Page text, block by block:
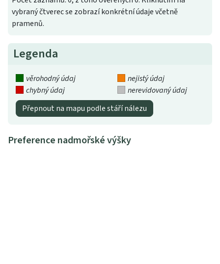
vybraný čtverec se zobrazí konkrétní údaje včetně
pramenů.
Legenda
věrohodný údaj
nejistý údaj
chybný údaj
nerevidovaný údaj
Přepnout na mapu podle stáří nálezu
Preference nadmořské výšky